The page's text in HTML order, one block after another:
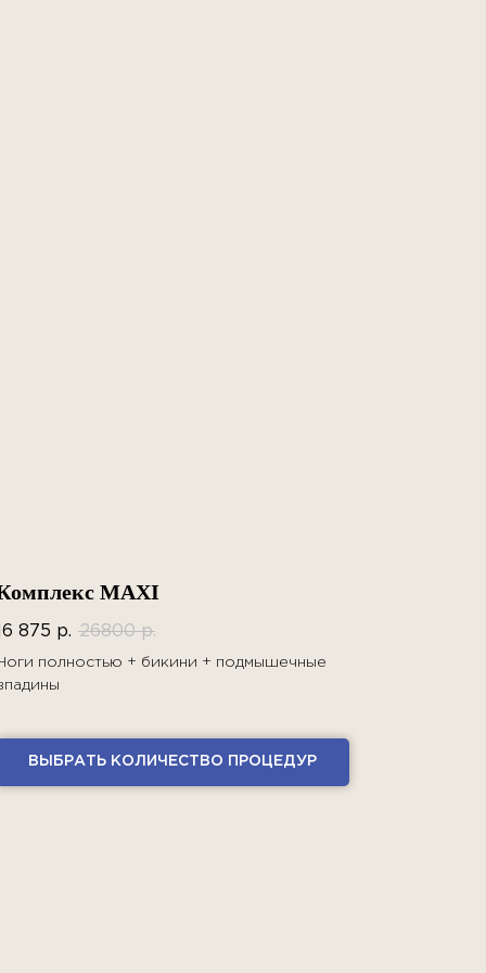
MAXI
16 875 р. 26800 р.
полностью + бикини + подмышечные
ВЫБРАТЬ КОЛИЧЕСТВО ПРОЦЕДУР